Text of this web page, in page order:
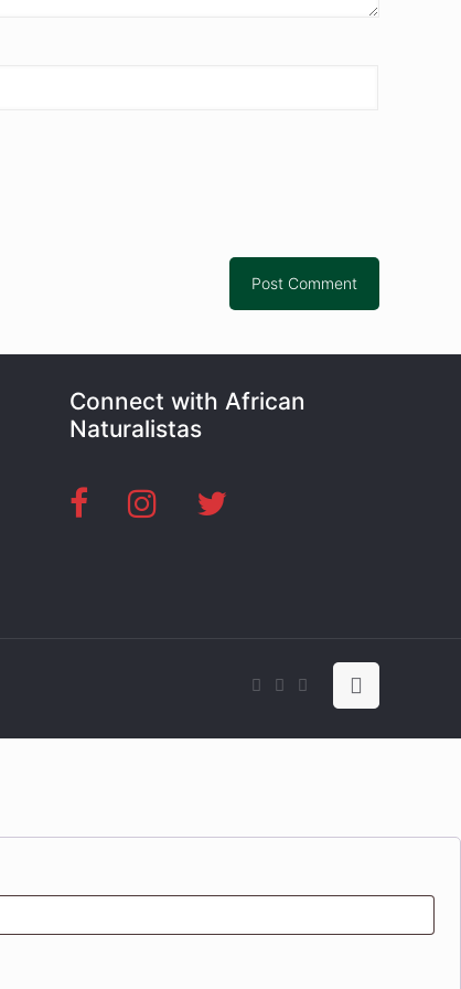
Connect with African
Naturalistas